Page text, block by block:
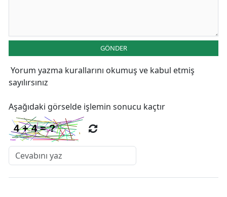
GÖNDER
Yorum yazma kurallarını okumuş ve kabul etmiş
sayılırsınız
Aşağıdaki görselde işlemin sonucu kaçtır